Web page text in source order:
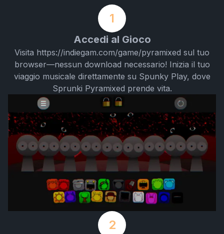
1
Accedi al Gioco
Visita https://indiegam.com/game/pyramixed sul tuo
browser—nessun download necessario! Inizia il tuo
viaggio musicale direttamente su Spunky Play, dove
Sprunki Pyramixed prende vita.
2